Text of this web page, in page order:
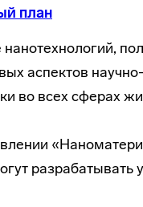
план
нанотехнологий,
аспектов
во всех сферах
разрабатывать